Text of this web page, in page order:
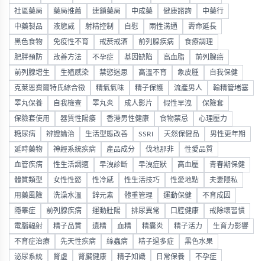
社區藥局 藥局推薦 連鎖藥局 中成藥 健康諮詢 中藥行
中藥製品 液態威 射精控制 自慰 兩性溝通 壽命延長
黑色食物 免疫性不育 戒菸戒酒 前列腺疾病 食療調理
肥胖預防 改善方法 不孕症 基因缺陷 高血脂 前列腺癌
前列腺增生 生殖感染 禁慾迷思 高溫不育 象皮腫 自我保健
克萊恩費爾特氏綜合徵 精氣氣味 精子保護 流產男人 輸精管堵塞
睪丸保養 自我檢查 睪丸炎 成人影片 假性早洩 保險套
保險套使用 器質性陽痿 香港男性健康 食物禁忌 心理壓力
糖尿病 辨證論治 生活型態改善 SSRI 天然保健品 男性更年期
延時藥物 神經系統疾病 產品成分 伐地那非 性愛品質
血管疾病 性生活調適 早洩診斷 早洩症狀 高血壓 青春期保健
體質類型 女性性慾 性冷感 性生活技巧 性愛地點 夫妻隱私
用藥風險 洗澡水溫 鋅元素 體重管理 運動保健 不育成因
隱睾症 前列腺疾病 運動壯陽 排尿異常 口腔健康 戒除壞習慣
電腦輻射 精子品質 遺精 血精 精囊炎 精子活力 生育力影響
不育症治療 先天性疾病 絲蟲病 精子過多症 黑色水果
泌尿系統 腎虛 腎臟健康 精子知識 日常保養 不孕症